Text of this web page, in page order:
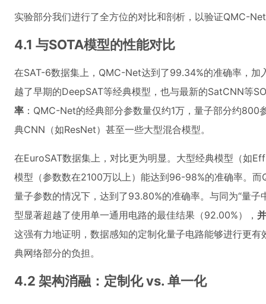
实验部分我们进行了全方位的对比和剖析，以验证QMC-
4.1 与SOTA模型的性能对比
在SAT-6数据集上，QMC-Net达到了99.34%的准确率，加
越了早期的DeepSAT等经典模型，也与最新的SatCNN等
率 ：QMC-Net的经典部分参数量仅约1万，量子部分约
典CNN（如ResNet）甚至一些大型混合模型。
在EuroSAT数据集上，对比更为明显。大型经典模型（如
模型（参数数在2100万以上）能达到96-98%的准确率。
量子参数的情况下，达到了93.80%的准确率。与同为“量子
型显著超越了使用单一通用电路的最佳结果（92.00%），
这强有力地证明，数据感知的定制化量子电路能够进行更
典网络部分的负担。
4.2 架构消融：定制化 vs. 单一化